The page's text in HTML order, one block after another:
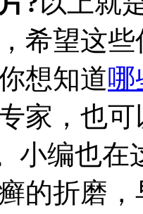
希望这
想知道哪
家，也
小编也
的折磨